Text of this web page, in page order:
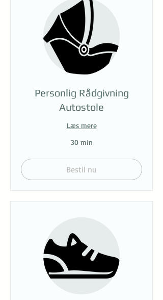
Personlig Rådgivning
Autostole
Læs mere
30 min
Bestil nu